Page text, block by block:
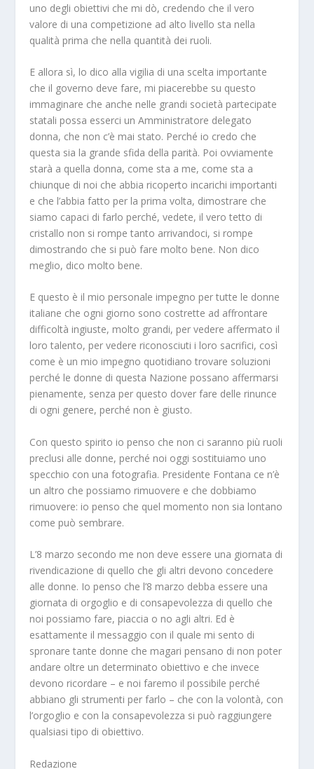
uno degli obiettivi che mi dò, credendo che il vero
valore di una competizione ad alto livello sta nella
qualità prima che nella quantità dei ruoli.
E allora sì, lo dico alla vigilia di una scelta importante
che il governo deve fare, mi piacerebbe su questo
immaginare che anche nelle grandi società partecipate
statali possa esserci un Amministratore delegato
donna, che non c’è mai stato. Perché io credo che
questa sia la grande sfida della parità. Poi ovviamente
starà a quella donna, come sta a me, come sta a
chiunque di noi che abbia ricoperto incarichi importanti
e che l’abbia fatto per la prima volta, dimostrare che
siamo capaci di farlo perché, vedete, il vero tetto di
cristallo non si rompe tanto arrivandoci, si rompe
dimostrando che si può fare molto bene. Non dico
meglio, dico molto bene.
E questo è il mio personale impegno per tutte le donne
italiane che ogni giorno sono costrette ad affrontare
difficoltà ingiuste, molto grandi, per vedere affermato il
loro talento, per vedere riconosciuti i loro sacrifici, così
come è un mio impegno quotidiano trovare soluzioni
perché le donne di questa Nazione possano affermarsi
pienamente, senza per questo dover fare delle rinunce
di ogni genere, perché non è giusto.
Con questo spirito io penso che non ci saranno più ruoli
preclusi alle donne, perché noi oggi sostituiamo uno
specchio con una fotografia. Presidente Fontana ce n’è
un altro che possiamo rimuovere e che dobbiamo
rimuovere: io penso che quel momento non sia lontano
come può sembrare.
L’8 marzo secondo me non deve essere una giornata di
rivendicazione di quello che gli altri devono concedere
alle donne. Io penso che l’8 marzo debba essere una
giornata di orgoglio e di consapevolezza di quello che
noi possiamo fare, piaccia o no agli altri. Ed è
esattamente il messaggio con il quale mi sento di
spronare tante donne che magari pensano di non poter
andare oltre un determinato obiettivo e che invece
devono ricordare – e noi faremo il possibile perché
abbiano gli strumenti per farlo – che con la volontà, con
l’orgoglio e con la consapevolezza si può raggiungere
qualsiasi tipo di obiettivo.
Redazione